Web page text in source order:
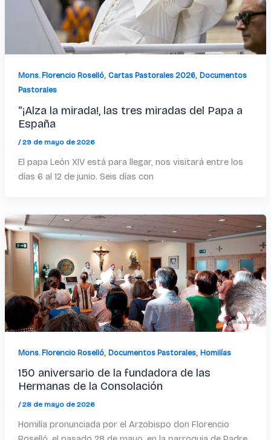
Mons. Florencio Roselló, Cartas Pastorales 2026, Documentos
Pastorales
“¡Alza la mirada!, las tres miradas del Papa a
España
/29 de mayo de 2026
El papa León XIV está para llegar, nos visitará entre los
días 6 al 12 de junio. Seis días con
Mons. Florencio Roselló, Documentos Pastorales, Homilías
150 aniversario de la fundadora de las
Hermanas de la Consolación
/28 de mayo de 2026
Homilía pronunciada por el Arzobispo don Florencio